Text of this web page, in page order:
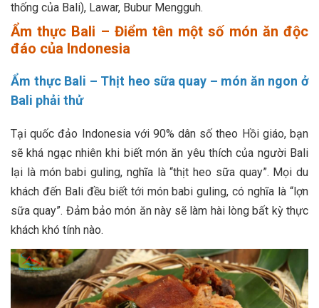
thống của Bali), Lawar, Bubur Mengguh.
Ẩm thực Bali – Điểm tên một số món ăn độc
đáo của Indonesia
Ẩm thực Bali – Thịt heo sữa quay – món ăn ngon ở
Bali phải thử
Tại quốc đảo Indonesia với 90% dân số theo Hồi giáo, bạn
sẽ khá ngạc nhiên khi biết món ăn yêu thích của người Bali
lại là món babi guling, nghĩa là “thịt heo sữa quay”. Mọi du
khách đến Bali đều biết tới món babi guling, có nghĩa là “lợn
sữa quay”. Đảm bảo món ăn này sẽ làm hài lòng bất kỳ thực
khách khó tính nào.